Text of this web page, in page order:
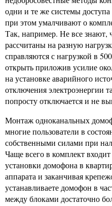
одни и те же системы
при этом умалчивают о
Так, например. Не все знают,
рассчитаны на разную
справляются с нагрузкой в
открыть приложив усилие
на установке аварийного
отключения электроэнергии
попросту отключается и не
Монтаж одноканальных
многие пользователи в
собственными силами при
Чаще всего в комплект
установки домофона в
аппарата и заканчивая
устанавливаете домофон в
между блоками достаточно